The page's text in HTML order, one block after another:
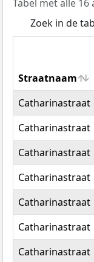
Tabel met alle
Zoek in de
Straatnaam
Straatnaam
Catharinastraat
Catharinastraat
Catharinastraat
Catharinastraat
Catharinastraat
Catharinastraat
Catharinastraat